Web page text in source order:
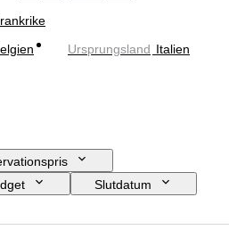
Ursprungsland Italien
Slutdatum